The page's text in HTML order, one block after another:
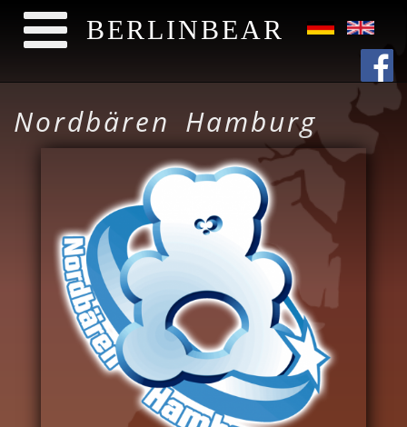
BERLINBEAR
Nordbären Hamburg